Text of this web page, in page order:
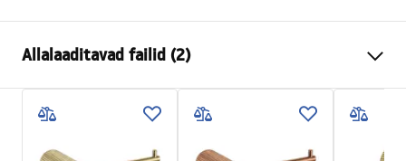
Materjal
Paigaldusviis
Kruvitav
Laius
72
Kõrgus
30
Allalaaditavad failid (2)
Garantiitingimused